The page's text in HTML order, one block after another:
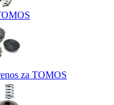
za TOMOS